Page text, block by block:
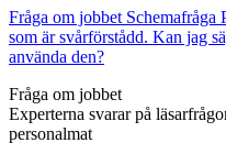
Fråga om jobbet Schemafråga
som är svårförstådd. Kan jag
använda den?
Fråga om jobbet
Experterna svarar på
personalmat